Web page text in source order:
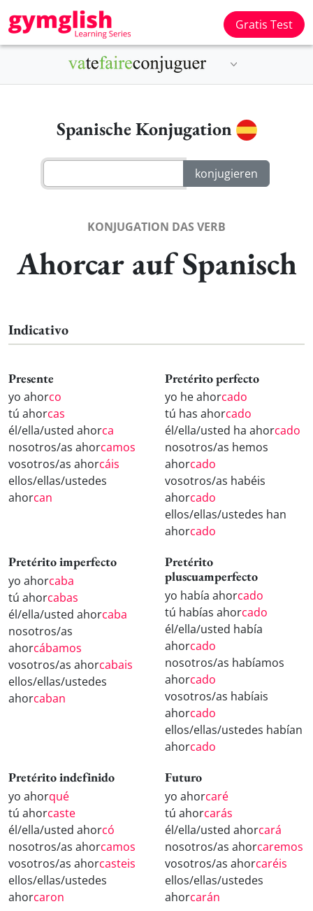
Gratis Test
Spanische Konjugation
KONJUGATION DAS VERB
Ahorcar auf Spanisch
Indicativo
Presente
yo ahorco
tú ahorcas
él/ella/usted ahorca
nosotros/as ahorcamos
vosotros/as ahorcáis
ellos/ellas/ustedes
ahorcan
Pretérito perfecto
yo he ahorcado
tú has ahorcado
él/ella/usted ha ahorcado
nosotros/as hemos
ahorcado
vosotros/as habéis
ahorcado
ellos/ellas/ustedes han
ahorcado
Pretérito imperfecto
yo ahorcaba
tú ahorcabas
él/ella/usted ahorcaba
nosotros/as
ahorcábamos
vosotros/as ahorcabais
ellos/ellas/ustedes
ahorcaban
Pretérito
pluscuamperfecto
yo había ahorcado
tú habías ahorcado
él/ella/usted había
ahorcado
nosotros/as habíamos
ahorcado
vosotros/as habíais
ahorcado
ellos/ellas/ustedes habían
ahorcado
Pretérito indefinido
yo ahorqué
tú ahorcaste
él/ella/usted ahorcó
nosotros/as ahorcamos
vosotros/as ahorcasteis
ellos/ellas/ustedes
ahorcaron
Futuro
yo ahorcaré
tú ahorcarás
él/ella/usted ahorcará
nosotros/as ahorcaremos
vosotros/as ahorcaréis
ellos/ellas/ustedes
ahorcarán